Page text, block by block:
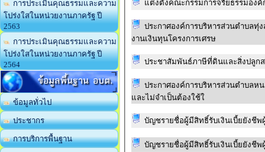
การประเมินคุณธรรมและความ
โปร่งใสในหน่วยงานภาครัฐ ปี
2563
การประเมินคุณธรรมและความ
โปร่งใสในหน่วยงานภาครัฐ ปี
2564
ข้อมูลพื้นฐาน อบต.
ข้อมูลทั่วไป
ประชากร
การบริการพื้นฐาน
แต่งตั้งคณะกรรมการจริยธรรมองค์
ประกาศองค์การบริหารส่วนตำบลทุ่ง
งานเงินทุนโครงการเศรษ
ประชาสัมพันธ์ภาษีที่ดินและสิ่งปลูกส
ประกาศองค์การบริหารส่วนตำบลห
และไม่จำเป็นต้องใช้ใ
บัญชรายชื่อผู้มีสิทธิ์รับเงินเบี้ยยังชีพ
บัญชรายชื่อผู้มีสิทธิ์รับเงินเบี้ยยังชีพ